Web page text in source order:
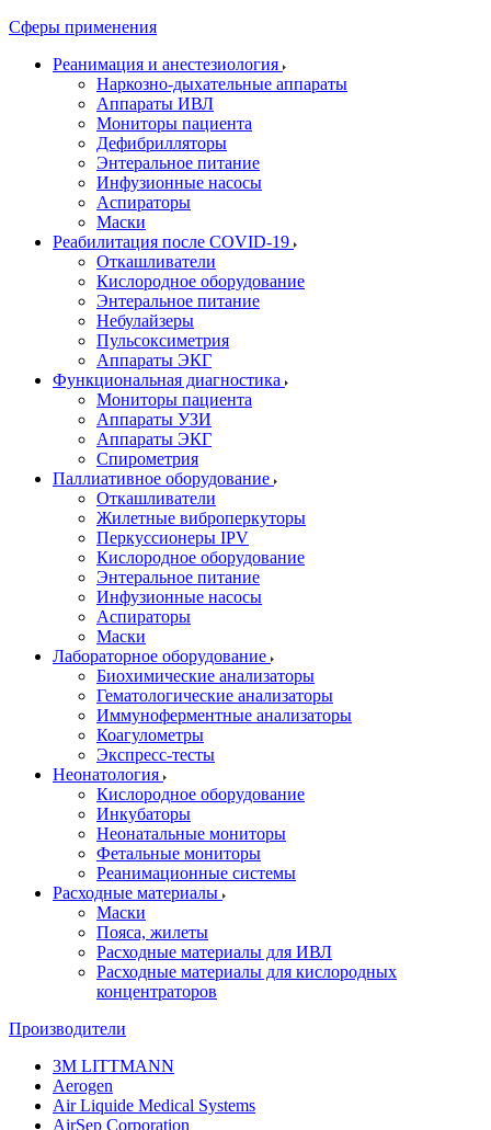
Сферы применения
Реанимация и анестезиология
Наркозно-дыхательные аппараты
Аппараты ИВЛ
Мониторы пациента
Дефибрилляторы
Энтеральное питание
Инфузионные насосы
Аспираторы
Маски
Реабилитация после COVID-19
Откашливатели
Кислородное оборудование
Энтеральное питание
Небулайзеры
Пульсоксиметрия
Аппараты ЭКГ
Функциональная диагностика
Мониторы пациента
Аппараты УЗИ
Аппараты ЭКГ
Спирометрия
Паллиативное оборудование
Откашливатели
Жилетные виброперкуторы
Перкуссионеры IPV
Кислородное оборудование
Энтеральное питание
Инфузионные насосы
Аспираторы
Маски
Лабораторное оборудование
Биохимические анализаторы
Гематологические анализаторы
Иммуноферментные анализаторы
Коагулометры
Экспресс-тесты
Неонатология
Кислородное оборудование
Инкубаторы
Неонатальные мониторы
Фетальные мониторы
Реанимационные системы
Расходные материалы
Маски
Пояса, жилеты
Расходные материалы для ИВЛ
Расходные материалы для кислородных
концентраторов
Производители
3M LITTMANN
Aerogen
Air Liquide Medical Systems
AirSep Corporation